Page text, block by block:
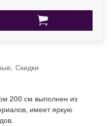
, Скидки
200 см выполнен из
имеет яркую